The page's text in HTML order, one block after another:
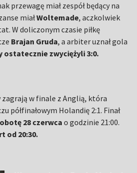
przewagę miał zespół będący na
miałWoltemade, aczkolwiek
W doliczonym czasie piłkę
Brajan Gruda, a arbiter uznał gola
ostatecznie zwyciężyli 3:0.
w finale z Anglią, która
półfinałowym Holandię 2:1. Finał
28 czerwca o godzinie 21:00.
od 20:30.